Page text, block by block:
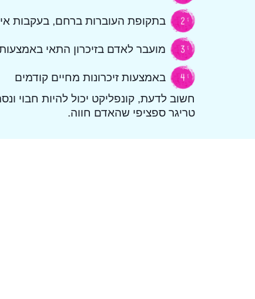
בתקופת העוברות ברחם, בעקבות
מועבר לאדם בזיכרון התאי
באמצעות זיכרונות מחיים קודמים
חשוב לדעת, קונפליקט יכול להיות
טריגר ספציפי שהאדם חווה.